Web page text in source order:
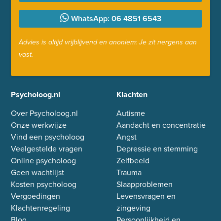
WhatsApp: 06 4851 6543
Advies is altijd vrijblijvend en anoniem: Je zit nergens aan
vast.
Psycholoog.nl
Over Psycholoog.nl
Onze werkwijze
Vind een psycholoog
Veelgestelde vragen
Online psycholoog
Geen wachtlijst
Kosten psycholoog
Vergoedingen
Klachtenregeling
Klachten
Autisme
Aandacht en concentratie
Angst
Depressie en stemming
Zelfbeeld
Trauma
Slaapproblemen
Levensvragen en
zingeving